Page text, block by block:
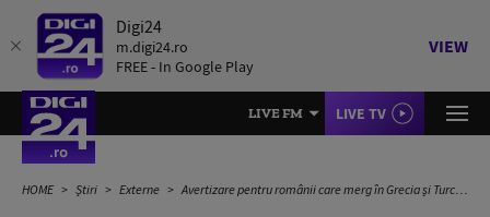
Digi24
m.digi24.ro
FREE - In Google Play
VIEW
LIVE FM LIVE TV
HOME Știri Externe Avertizare pentru românii care merg în Grecia și Turcia: E aglomerație la granița cu Bulgaria. Recomandări pentru turiști